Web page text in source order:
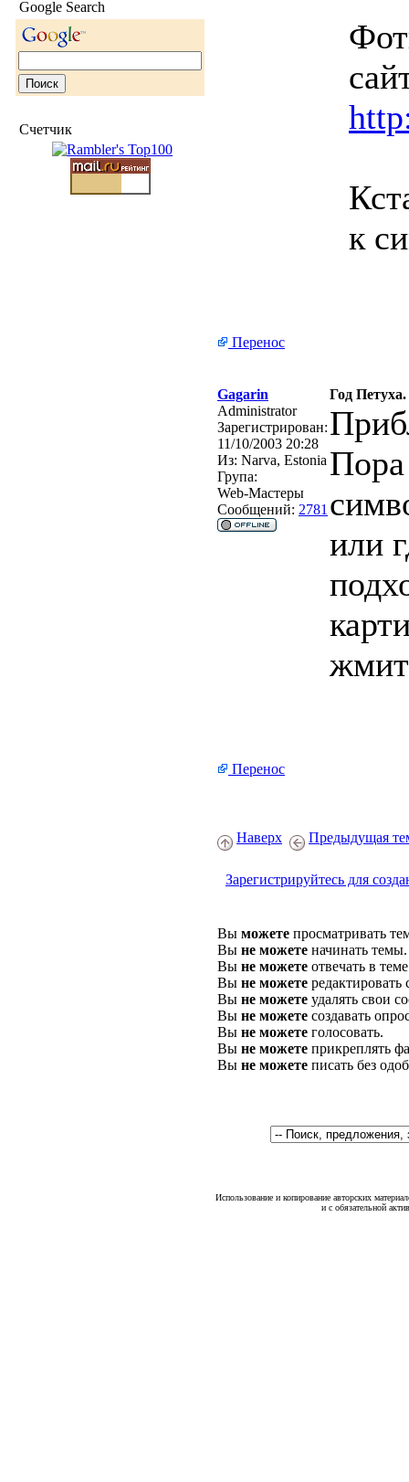
Google Search
Счетчик
к
Перенос
Gagarin
Год
Administrator
Зарегистрирован:
11/10/2003 20:28
Из: Narva, Estonia
Група:
Web-Мастеры
Сообщений: 2781
или
Перенос
Наверх Предыдущая
Зарегистрируйтесь для
Вы можете просматривать
Вы не можете начинать темы.
Вы не можете отвечать в
Вы не можете
Вы не можете удалять свои
Вы не можете создавать
Вы не можете голосовать.
Вы не можете прикреплять
Вы не можете писать без
Использование и копирование авторских
и с обязательной